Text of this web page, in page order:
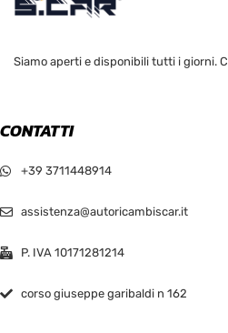
Siamo aperti e disponibili tutti i giorni.
CONTATTI
+39 3711448914
assistenza@autoricambiscar.it
P. IVA 10171281214
corso giuseppe garibaldi n 162